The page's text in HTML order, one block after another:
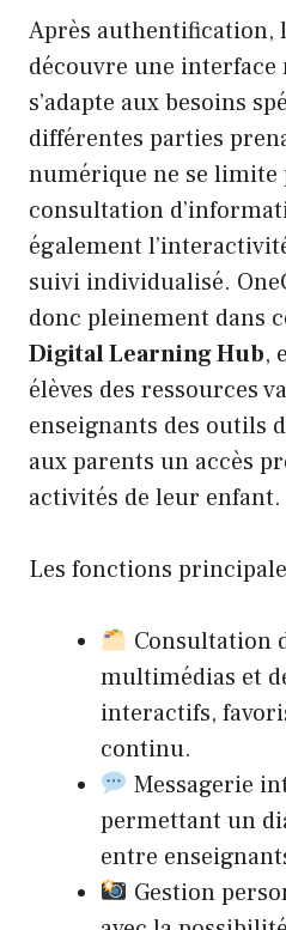
Après authentification,
découvre une
s’adapte aux besoins
différentes parties
numérique ne se limite
consultation
également
suivi individualisé.
donc pleinement dans
Digital Learning Hub,
élèves des ressources
enseignants des outils
aux parents un accès
activités de leur enfant.
Les fonctions
Consultation
multimédias et
interactifs,
continu.
Messagerie
permettant un
entre
Gestion